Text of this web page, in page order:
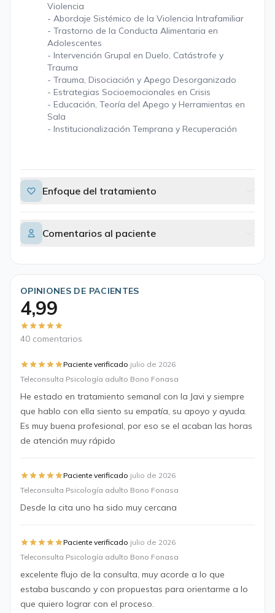
Violencia
- Abordaje Sistémico de la Violencia Intrafamiliar
- Trastorno de la Conducta Alimentaria en
Adolescentes
- Intervención Grupal en Duelo, Catástrofe y
Trauma
- Trauma, Disociación y Apego Desorganizado
- Estrategias Socioemocionales en Crisis
- Educación, Teoría del Apego y Herramientas en
Sala
- Institucionalización Temprana y Recuperación
Enfoque del tratamiento
Comentarios al paciente
OPINIONES DE PACIENTES
4,99
40 comentarios
Paciente verificado·julio de 2026
Teleconsulta Psicología adulto Bono Fonasa
He estado en tratamiento semanal con la Javi y siempre
que hablo con ella siento su empatía, su apoyo y ayuda.
Es muy buena profesional, por eso se el acaban las horas
de atención muy rápido
Paciente verificado·julio de 2026
Teleconsulta Psicología adulto Bono Fonasa
Desde la cita uno ha sido muy cercana
Paciente verificado·julio de 2026
Teleconsulta Psicología adulto Bono Fonasa
excelente flujo de la consulta, muy acorde a lo que
estaba buscando y con propuestas para orientarme a lo
que quiero lograr con el proceso.